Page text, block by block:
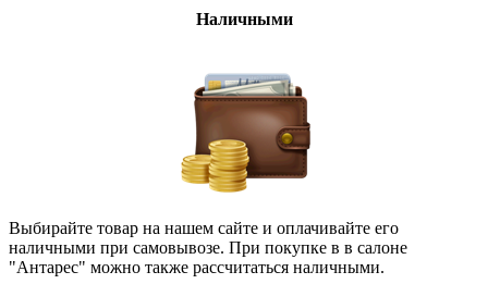
Наличными
Выбирайте товар на нашем сайте и оплачивайте его
наличными при самовывозе. При покупке в в салоне
"Антарес" можно также рассчитаться наличными.